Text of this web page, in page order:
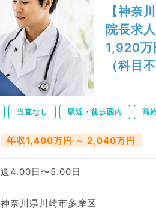
【神奈
院長求
1,920万
（科目
当直なし 駅近・徒歩圏内 高
年収1,400万円 ～ 2,040万円
週4.00日〜5.00日
神奈川県川崎市多摩区